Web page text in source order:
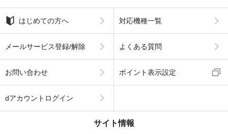
はじめての方へ 対応機種一覧
メールサービス登録/解除 よくある質問
お問い合わせ ポイント表示設定
dアカウントログイン
サイト情報